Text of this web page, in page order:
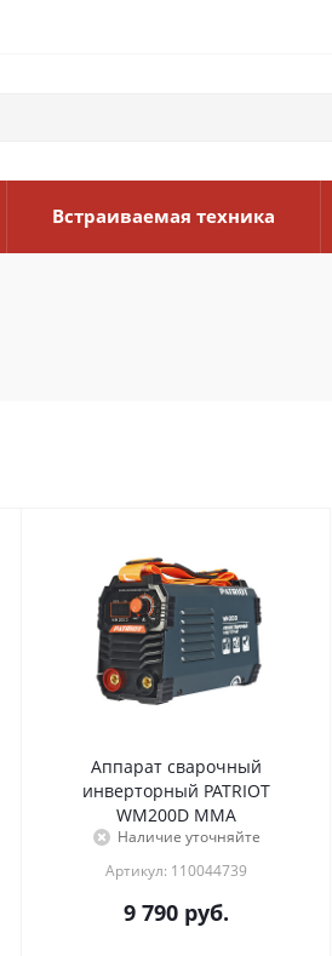
Встраиваемая техника
Аппарат сварочный
инверторный PATRIOT
WM200D MMA
Наличие уточняйте
Артикул: 110044739
9 790 руб.